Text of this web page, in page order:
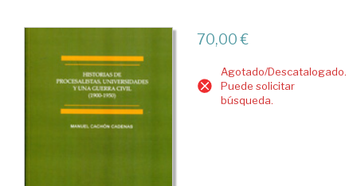
70,00 €
Agotado/Descatalogado.
Puede solicitar
búsqueda.